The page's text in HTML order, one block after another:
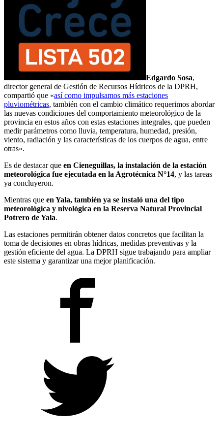
Edgardo Sosa,
director general de Gestión de Recursos Hídricos de la DPRH,
compartió que «así como impulsamos más estaciones
pluviométricas, también con el cambio climático requerimos abordar
las nuevas condiciones del comportamiento meteorológico de la
provincia en estos años con estas estaciones integrales, que pueden
medir parámetros como lluvia, temperatura, humedad, presión,
viento, radiación y las características de los cuerpos de agua, entre
otras».
Es de destacar que en Cieneguillas, la instalación de la estación
meteorológica fue ejecutada en la Agrotécnica N°14, y las tareas
ya concluyeron.
Mientras que en Yala, también ya se instaló una del tipo
meteorológica y nivológica en la Reserva Natural Provincial
Potrero de Yala.
Las estaciones permitirán obtener datos concretos que facilitan la
toma de decisiones en obras hídricas, medidas preventivas y la
gestión eficiente del agua. La DPRH sigue trabajando para ampliar
este sistema y garantizar una mejor planificación.